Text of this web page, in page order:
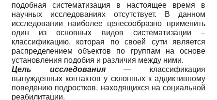
подобная систематизация в настоящее время в
научных исследованиях отсутствует. В данном
исследовании наиболее целесообразно применить
один из основных видов систематизации –
классификацию, которая по своей сути является
распределением объектов по группам на основе
установления подобия и различия между ними.
Цель исследования— классификация
вынужденных контактов у склонных к аддиктивному
поведению подростков, находящихся на социальной
реабилитации.